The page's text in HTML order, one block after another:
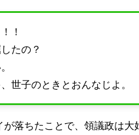
！
たの？
世子のときとおんなじよ。
が落ちたことで、領議政は